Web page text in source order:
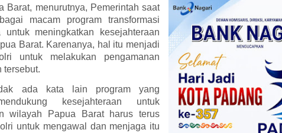
Barat, menurutnya, Pemerintah saat
macam program transformasi
untuk meningkatkan kesejahteraan
Barat. Karenanya, hal itu menjadi
untuk melakukan pengamanan
tersebut.
ada kata lain program yang
kesejahteraan untuk
wilayah Papua Barat harus terus
untuk mengawal dan menjaga itu